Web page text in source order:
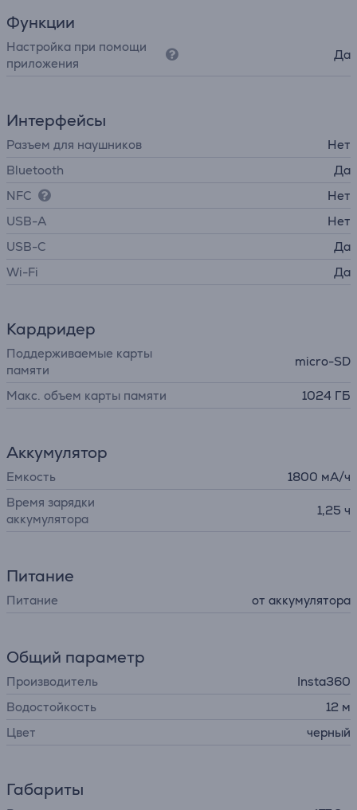
Функции
Настройка при помощи
приложения
Да
Интерфейсы
Разъем для наушников
Нет
Bluetooth
Да
NFC
Нет
USB-A
Нет
USB-C
Да
Wi-Fi
Да
Кардридер
Поддерживаемые карты
памяти
micro-SD
Макс. объем карты памяти 1024 ГБ
Аккумулятор
Емкость
1800 мА/ч
Время зарядки
аккумулятора
1,25 ч
Питание
Питание от аккумулятора
Общий параметр
Производитель
Insta360
Водостойкость
12 м
Цвет
черный
Габариты